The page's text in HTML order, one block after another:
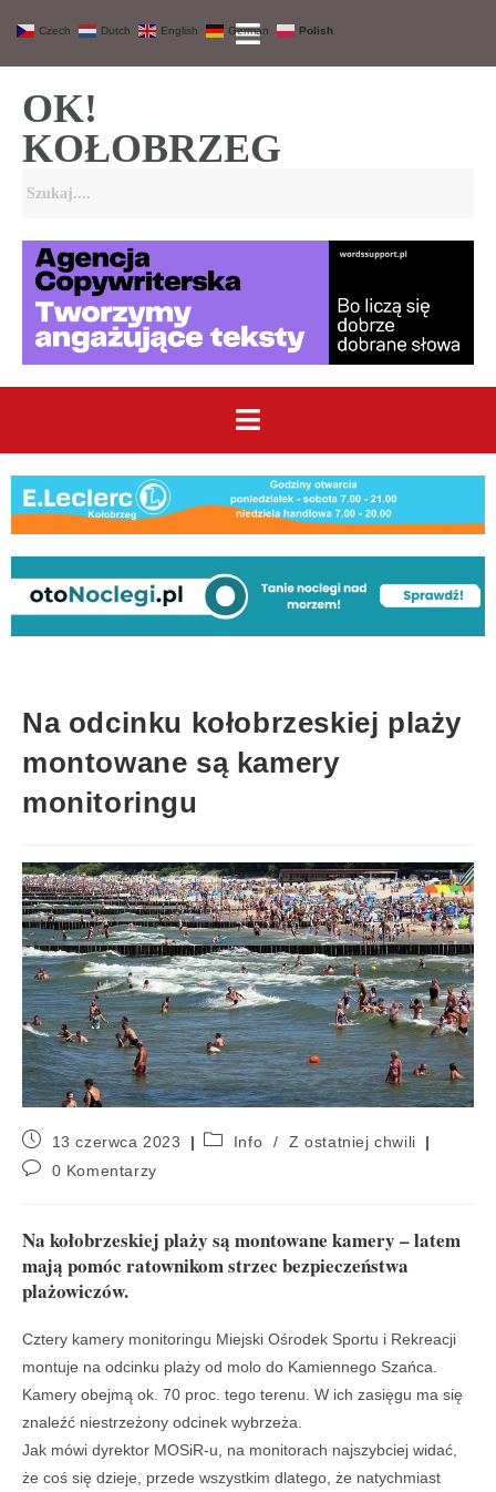
OK!
KOŁOBRZEG
Na odcinku kołobrzeskiej plaży
montowane są kamery
monitoringu
13 czerwca 2023 Info /
Z ostatniej chwili
0 Komentarzy
Na kołobrzeskiej plaży są montowane kamery – latem
mają pomóc ratownikom strzec bezpieczeństwa
plażowiczów.
Cztery kamery monitoringu Miejski Ośrodek Sportu i Rekreacji
montuje na odcinku plaży od molo do Kamiennego Szańca.
Kamery obejmą ok. 70 proc. tego terenu. W ich zasięgu ma się
znaleźć niestrzeżony odcinek wybrzeża.
Jak mówi dyrektor MOSiR-u, na monitorach najszybciej widać,
że coś się dzieje, przede wszystkim dlatego, że natychmiast
Czech Dutch English German Polish